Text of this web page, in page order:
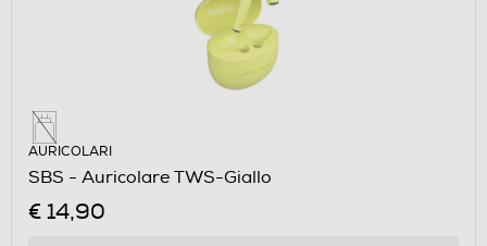
AURICOLARI
SBS - Auricolare TWS-Giallo
€ 14,90